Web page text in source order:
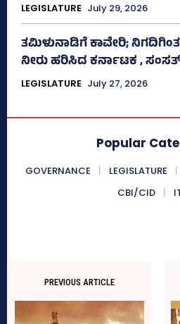
LEGISLATURE July 29, 2026
ತಮಿಳುನಾಡಿಗೆ ಕಾವೇರಿ;
ನೀರು ಹರಿಸಿದ ಕರ್ನಾಟಕ ,
LEGISLATURE July 27, 2026
Popular
GOVERNANCE LEGISLATURE
CBI/CID
PREVIOUS ARTICLE